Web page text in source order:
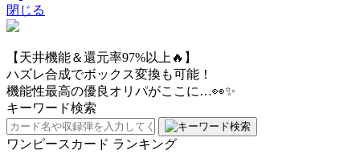
閉じる
【天井機能＆還元率97%以上🔥】
ハズレ合成でボックス変換も可能！
機能性最高の優良オリパがここに…👀✨
キーワード検索
ワンピースカード ランキング